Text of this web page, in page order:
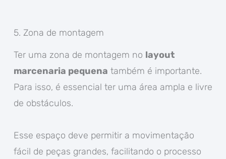
5. Zona de montagem
Ter uma zona de montagem no layout
marcenaria pequena também é importante.
Para isso, é essencial ter uma área ampla e livre
de obstáculos.
Esse espaço deve permitir a movimentação
fácil de peças grandes, facilitando o processo